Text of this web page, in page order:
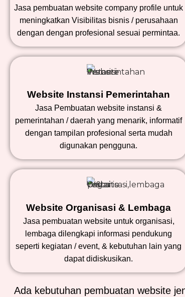
Jasa pembuatan website company profile untuk
meningkatkan Visibilitas bisnis / perusahaan
dengan dengan profesional sesuai permintaa.
Website Instansi Pemerintahan
Jasa Pembuatan website instansi &
pemerintahan / daerah yang menarik, informatif
dengan tampilan profesional serta mudah
digunakan pengguna.
Website Organisasi & Lembaga
Jasa pembuatan website untuk organisasi,
lembaga dilengkapi informasi pendukung
seperti kegiatan / event, & kebutuhan lain yang
dapat didiskusikan.
Ada kebutuhan pembuatan website